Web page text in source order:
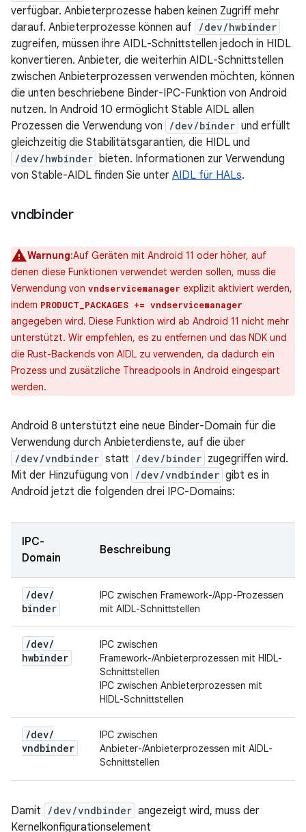
verfügbar. Anbieterprozesse haben keinen Zugriff mehr
darauf. Anbieterprozesse können auf
/dev/hwbinder
zugreifen, müssen ihre AIDL-Schnittstellen jedoch in HIDL
konvertieren. Anbieter, die weiterhin AIDL-Schnittstellen
zwischen Anbieterprozessen verwenden möchten, können
die unten beschriebene Binder-IPC-Funktion von Android
nutzen. In Android 10 ermöglicht Stable AIDL allen
Prozessen die Verwendung von
/dev/binder und erfüllt
gleichzeitig die Stabilitätsgarantien, die HIDL und
/dev/hwbinder bieten. Informationen zur Verwendung
von Stable-AIDL finden Sie unter AIDL für HALs.
vndbinder
Warnung:Auf Geräten mit Android 11 oder höher, auf
denen diese Funktionen verwendet werden sollen, muss die
Verwendung von vndservicemanager explizit aktiviert werden,
indem PRODUCT_PACKAGES += vndservicemanager
angegeben wird. Diese Funktion wird ab Android 11 nicht mehr
unterstützt. Wir empfehlen, es zu entfernen und das NDK und
die Rust-Backends von AIDL zu verwenden, da dadurch ein
Prozess und zusätzliche Threadpools in Android eingespart
werden.
Android 8 unterstützt eine neue Binder-Domain für die
Verwendung durch Anbieterdienste, auf die über
/dev/vndbinder statt /dev/binder zugegriffen wird.
Mit der Hinzufügung von
/dev/vndbinder gibt es in
Android jetzt die folgenden drei IPC-Domains:
IPC-
Domain
Beschreibung
/dev/
binder
IPC zwischen Framework-/App-Prozessen
mit AIDL-Schnittstellen
/dev/
hwbinder
IPC zwischen
Framework-/Anbieterprozessen mit HIDL-
Schnittstellen
IPC zwischen Anbieterprozessen mit
HIDL-Schnittstellen
/dev/
vndbinder
IPC zwischen
Anbieter-/Anbieterprozessen mit AIDL-
Schnittstellen
Damit /dev/vndbinder angezeigt wird, muss der
Kernelkonfigurationselement